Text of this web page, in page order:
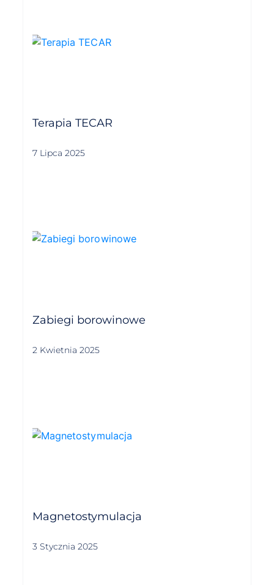
Terapia TECAR
7 Lipca 2025
Zabiegi borowinowe
2 Kwietnia 2025
Magnetostymulacja
3 Stycznia 2025